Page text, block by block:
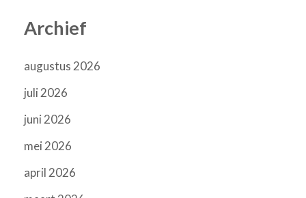
Archief
augustus 2026
juli 2026
juni 2026
mei 2026
april 2026